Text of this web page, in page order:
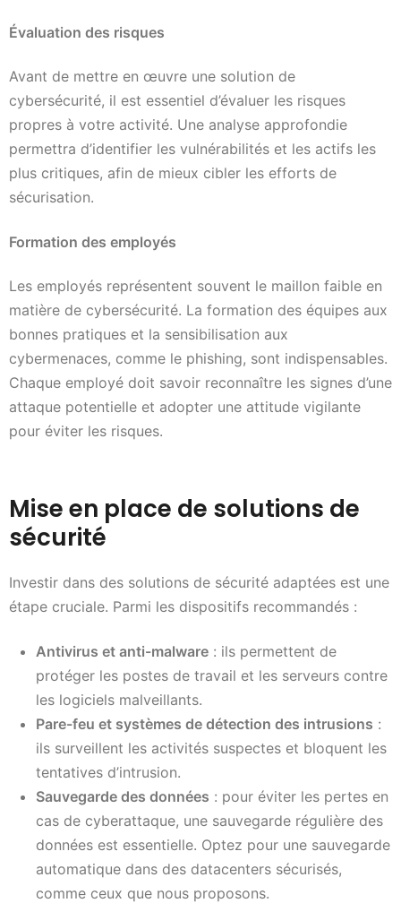
Évaluation des risques
Avant de mettre en œuvre une solution de
cybersécurité, il est essentiel d’évaluer les risques
propres à votre activité. Une analyse approfondie
permettra d’identifier les vulnérabilités et les actifs les
plus critiques, afin de mieux cibler les efforts de
sécurisation.
Formation des employés
Les employés représentent souvent le maillon faible en
matière de cybersécurité. La formation des équipes aux
bonnes pratiques et la sensibilisation aux
cybermenaces, comme le phishing, sont indispensables.
Chaque employé doit savoir reconnaître les signes d’une
attaque potentielle et adopter une attitude vigilante
pour éviter les risques.
Mise en place de solutions de
sécurité
Investir dans des solutions de sécurité adaptées est une
étape cruciale. Parmi les dispositifs recommandés :
Antivirus et anti-malware : ils permettent de
protéger les postes de travail et les serveurs contre
les logiciels malveillants.
Pare-feu et systèmes de détection des intrusions :
ils surveillent les activités suspectes et bloquent les
tentatives d’intrusion.
Sauvegarde des données : pour éviter les pertes en
cas de cyberattaque, une sauvegarde régulière des
données est essentielle. Optez pour une sauvegarde
automatique dans des datacenters sécurisés,
comme ceux que nous proposons.